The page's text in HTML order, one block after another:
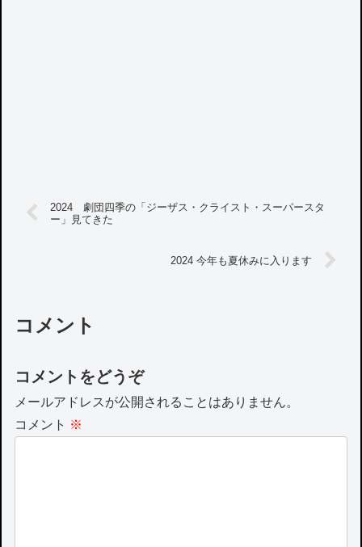
2024 劇団四季の「ジーザス・クライスト・スーパースタ
ー」見てきた
2024 今年も夏休みに入ります
コメント
コメントをどうぞ
メールアドレスが公開されることはありません。
コメント ※